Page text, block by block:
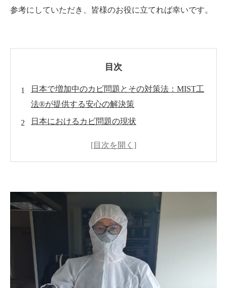
参考にしていただき、皆様のお役に立てれば幸いです。
目次
日本で増加中のカビ問題とその対策法：MIST工
法®が提供する安心の解決策
日本におけるカビ問題の現状
カビ予防の基本
まとめ